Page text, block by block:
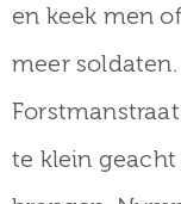
en keek men
meer
te klein